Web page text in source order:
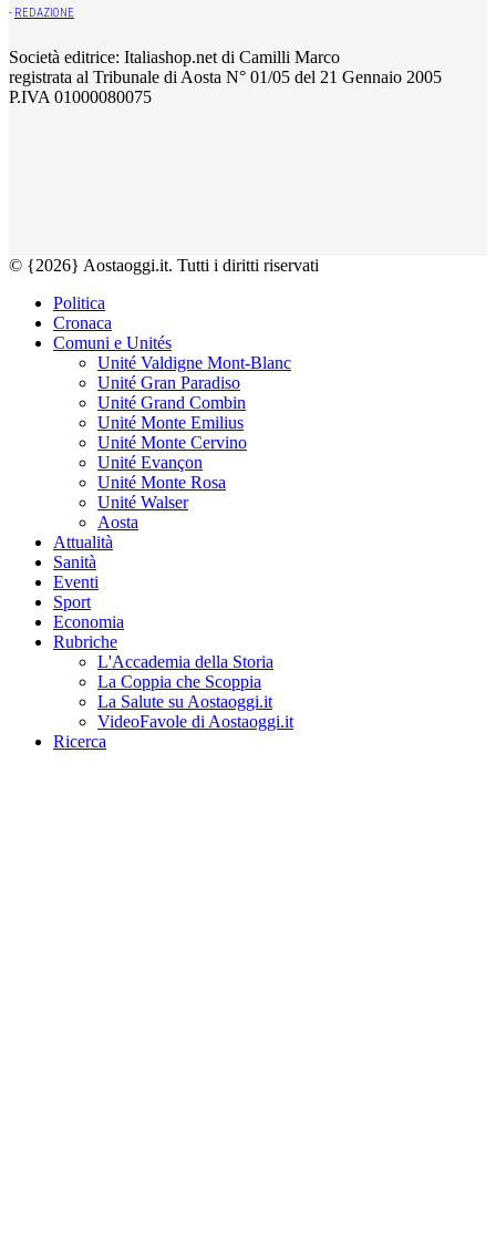
- REDAZIONE
Società editrice: Italiashop.net di Camilli Marco
registrata al Tribunale di Aosta N° 01/05 del 21 Gennaio 2005
P.IVA 01000080075
© {2026} Aostaoggi.it. Tutti i diritti riservati
Politica
Cronaca
Comuni e Unités
Unité Valdigne Mont-Blanc
Unité Gran Paradiso
Unité Grand Combin
Unité Monte Emilius
Unité Monte Cervino
Unité Evançon
Unité Monte Rosa
Unité Walser
Aosta
Attualità
Sanità
Eventi
Sport
Economia
Rubriche
L'Accademia della Storia
La Coppia che Scoppia
La Salute su Aostaoggi.it
VideoFavole di Aostaoggi.it
Ricerca